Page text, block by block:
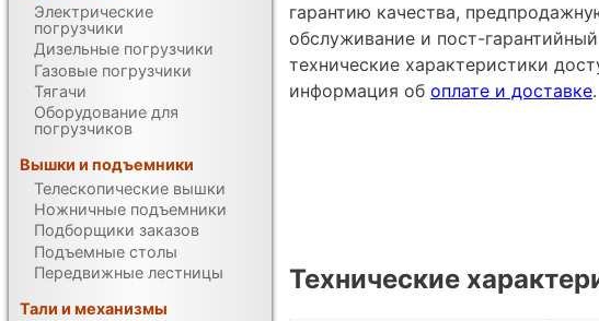
гарантию качества,
обслуживание и пост-
технические характеристики
информация об оплате и доставке.
Технические
Электрические
погрузчики
Дизельные погрузчики
Газовые погрузчики
Тягачи
Оборудование для
погрузчиков
Вышки и подъемники
Телескопические вышки
Ножничные подъемники
Подборщики заказов
Подъемные столы
Передвижные лестницы
Тали и механизмы